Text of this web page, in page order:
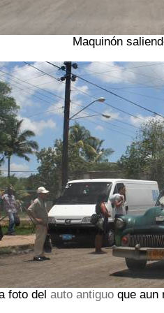
Maquinón
foto del auto antiguoque aun